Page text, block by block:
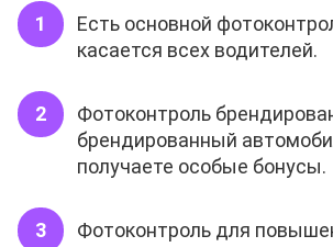
Есть основной
касается всех водителей.
Фотоконтроль
брендированный
получаете особые бонусы.
Фотоконтроль для